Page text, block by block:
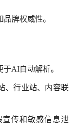
品牌权威性。
于AI自动解析。
、行业站、内容联
宣传和敏感信息泄